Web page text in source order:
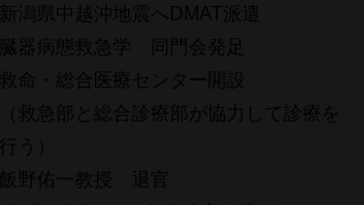
新潟県中越沖地震へDMAT派遣
臓器病態救急学 同門会発足
救命・総合医療センター開設
（救急部と総合診療部が協力して診療を
行う）
飯野佑一教授 退官